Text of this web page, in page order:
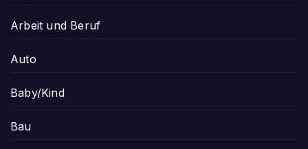
Arbeit und Beruf
Auto
Baby/Kind
Bau